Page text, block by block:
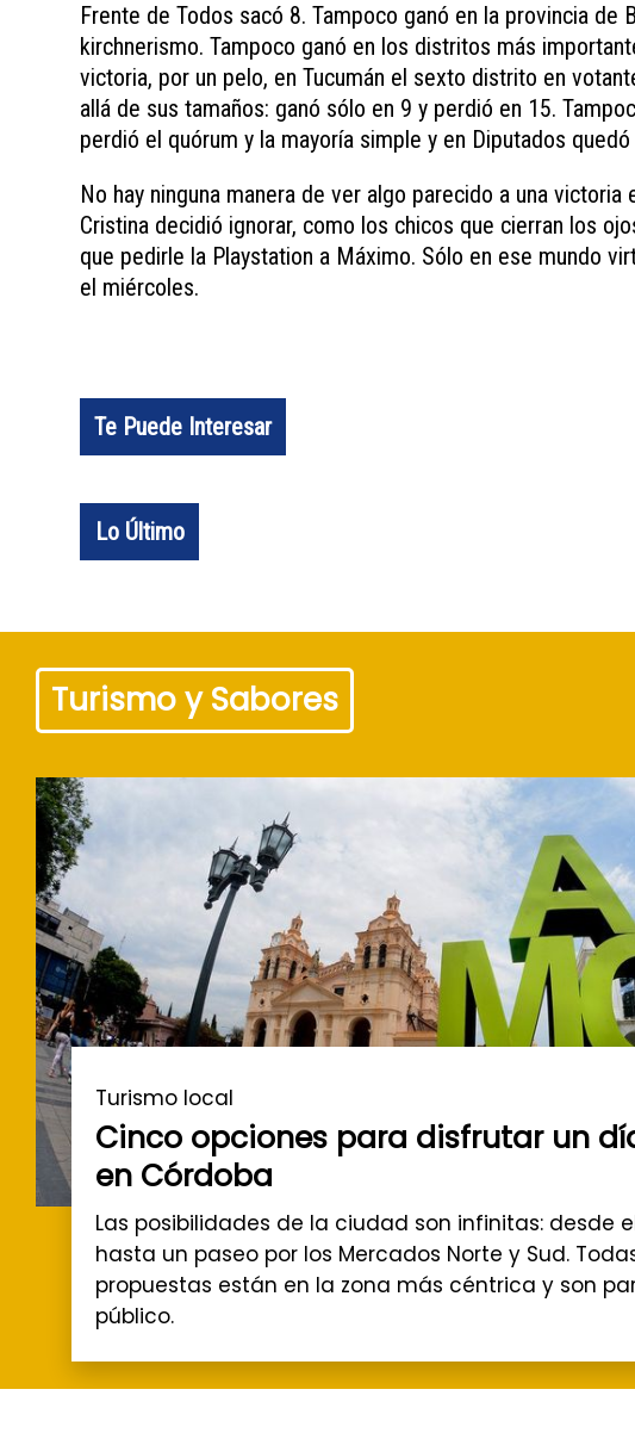
Frente de Todos sacó 8. Tampoco ganó en la provincia
kirchnerismo. Tampoco ganó en los distritos más
victoria, por un pelo, en Tucumán el sexto distrito en
allá de sus tamaños: ganó sólo en 9 y perdió en 15.
perdió el quórum y la mayoría simple y en Diputados
No hay ninguna manera de ver algo parecido a una
Cristina decidió ignorar, como los chicos que cierran los
que pedirle la Playstation a Máximo. Sólo en ese mundo
el miércoles.
Te Puede Interesar
Lo Último